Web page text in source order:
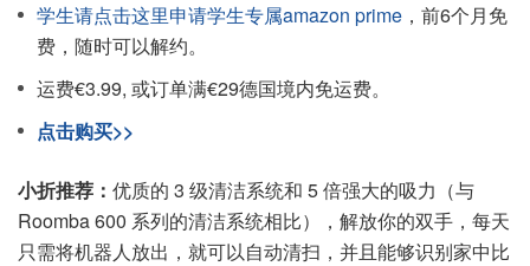
学生请点击这里申请学生专属amazon prime ，前6个月免
费，随时可以解约。
运费€3.99, 或订单满€29德国境内免运费。
点击购买>>
小折推荐： 优质的 3 级清洁系统和 5 倍强大的吸力（与
Roomba 600 系列的清洁系统相比），解放你的双手，每天
只需将机器人放出，就可以自动清扫，并且能够识别家中比